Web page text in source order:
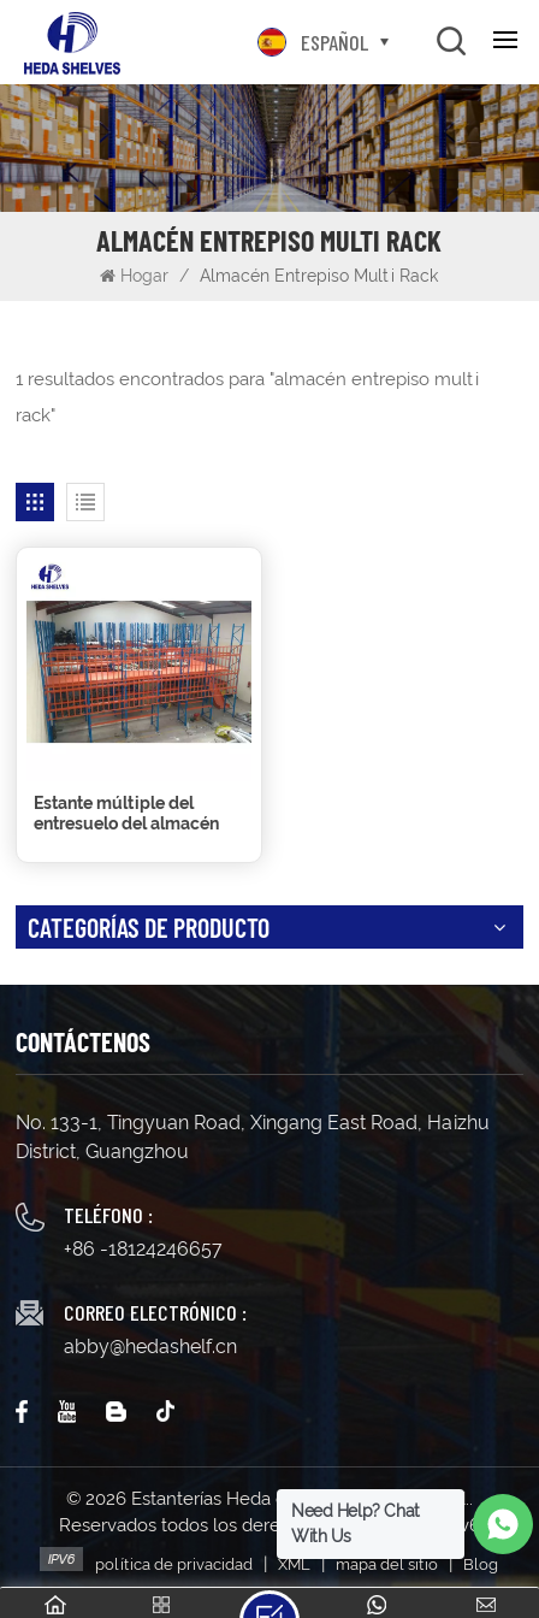
ESPAÑOL
ALMACÉN ENTREPISO MULTI RACK
Hogar / Almacén Entrepiso Multi Rack
1 resultados encontrados para "almacén entrepiso multi
rack"
Estante múltiple del
entresuelo del almacén
CATEGORÍAS DE PRODUCTO
CONTÁCTENOS
No. 133-1, Tingyuan Road, Xingang East Road, Haizhu
District, Guangzhou
TELÉFONO :
+86 -18124246657
CORREO ELECTRÓNICO :
abby@hedashelf.cn
© 2026 Estanterías Heda de Guangzhou Co., Ltd..
Reservados todos los derechos . | Soporta red IPv6
política de privacidad | XML | mapa del sitio | Blog
Need Help? Chat
With Us